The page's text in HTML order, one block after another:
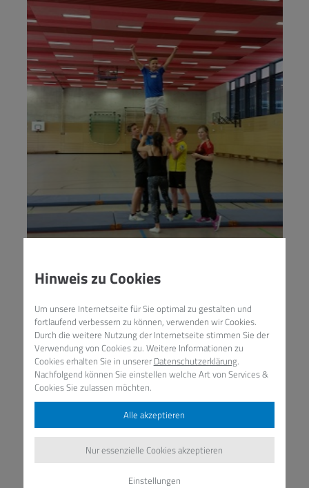
Lehrpläne
WPU II: Bewegung, Gesundheit
und Gesellschaft
Projektkurs Sport
Hinweis zu Cookies
Um unsere Internetseite für Sie optimal zu gestalten und
fortlaufend verbessern zu können, verwenden wir Cookies.
Durch die weitere Nutzung der Internetseite stimmen Sie der
Verwendung von Cookies zu. Weitere Informationen zu
Cookies erhalten Sie in unserer Datenschutzerklärung.
Nachfolgend können Sie einstellen welche Art von Services &
Cookies Sie zulassen möchten.
Alle akzeptieren
Nur essenzielle Cookies akzeptieren
Einstellungen